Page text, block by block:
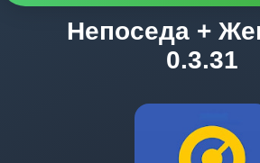
Непоседа +
0.3.31